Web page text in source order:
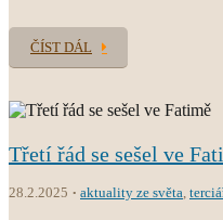
ČÍST DÁL
Třetí řád se sešel ve
28.2.2025 aktuality ze světa